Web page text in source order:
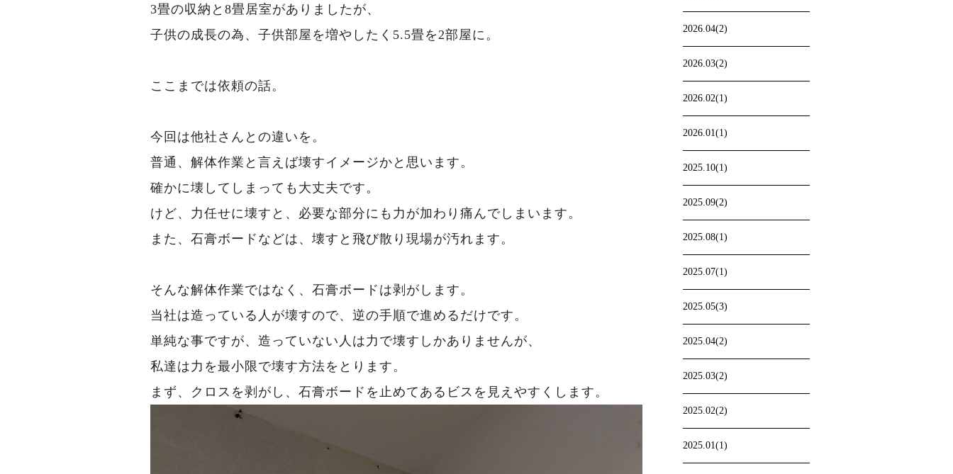
3畳の収納と8畳居室がありましたが、
子供の成長の為、子供部屋を増やしたく5.5畳を2部屋に。
ここまでは依頼の話。
今回は他社さんとの違いを。
普通、解体作業と言えば壊すイメージかと思います。
確かに壊してしまっても大丈夫です。
けど、力任せに壊すと、必要な部分にも力が加わり痛んでしまいます。
また、石膏ボードなどは、壊すと飛び散り現場が汚れます。
そんな解体作業ではなく、石膏ボードは剥がします。
当社は造っている人が壊すので、逆の手順で進めるだけです。
単純な事ですが、造っていない人は力で壊すしかありませんが、
私達は力を最小限で壊す方法をとります。
まず、クロスを剥がし、石膏ボードを止めてあるビスを見えやすくします。
2026.04(2)
2026.03(2)
2026.02(1)
2026.01(1)
2025.10(1)
2025.09(2)
2025.08(1)
2025.07(1)
2025.05(3)
2025.04(2)
2025.03(2)
2025.02(2)
2025.01(1)